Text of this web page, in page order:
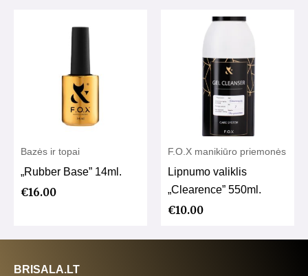
Bazės ir topai
„Rubber Base” 14ml.
€16.00
F.O.X manikiūro priemonės
Lipnumo valiklis
„Clearence” 550ml.
€10.00
BRISALA.LT